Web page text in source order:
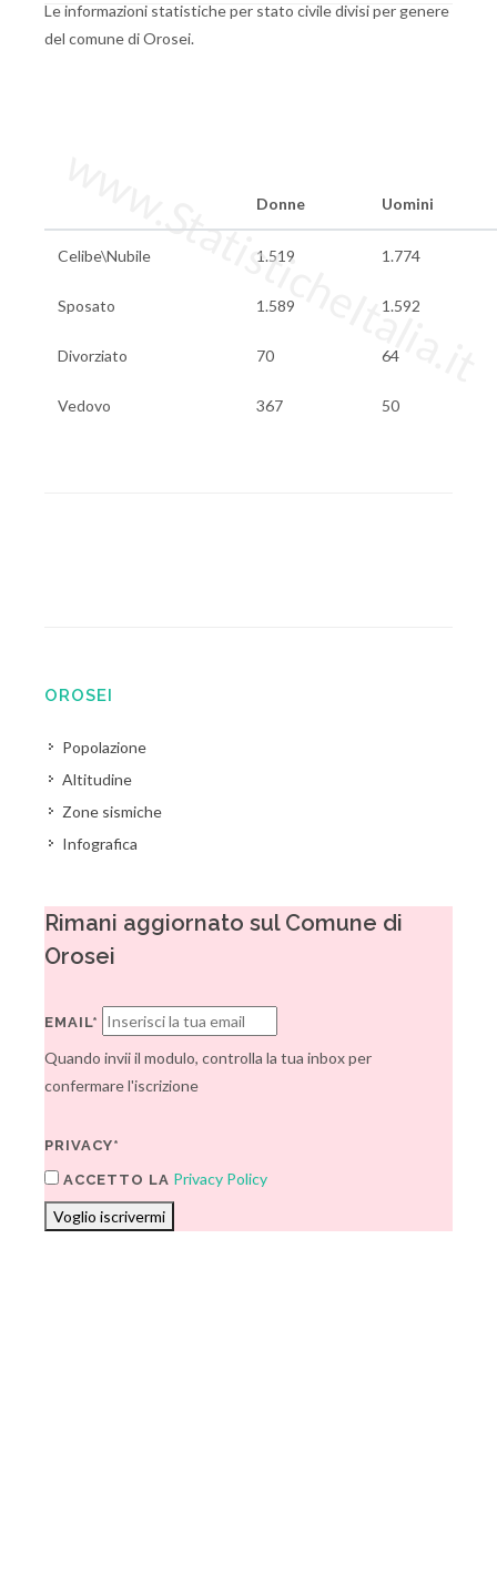
Le informazioni statistiche per stato civile divisi per genere
del comune di Orosei.
Donne Uomini
Celibe\Nubile 1.519 1.774
Sposato 1.589 1.592
Divorziato 70 64
Vedovo 367 50
www.StatisticheItalia.it
OROSEI
Popolazione
Altitudine
Zone sismiche
Infografica
Rimani aggiornato sul Comune di
Orosei
EMAIL*
Quando invii il modulo, controlla la tua inbox per
confermare l'iscrizione
PRIVACY*
ACCETTO LA Privacy Policy
Voglio iscrivermi